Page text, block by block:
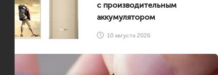
с производительным
аккумулятором
10 августа 2026